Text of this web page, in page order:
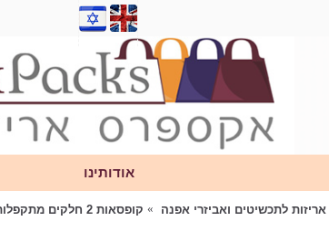
אודותינו
אריזות לתכשיטים ואביזרי אפנה קופסאות 2 חלקים מתקפלות 9/9 גובה 4 ס"מ זהב מט - מוזל !!!